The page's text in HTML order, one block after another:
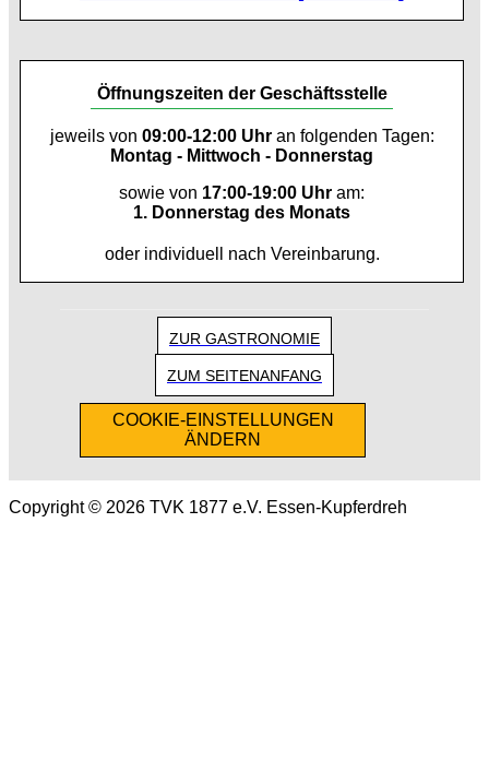
Öffnungszeiten der Geschäftsstelle
jeweils von 09:00-12:00 Uhran folgenden Tagen:
Montag - Mittwoch - Donnerstag
sowie von 17:00-19:00 Uhr am:
1. Donnerstag des Monats
oder individuell nach Vereinbarung.
ZUR GASTRONOMIE
ZUM SEITENANFANG
COOKIE-EINSTELLUNGEN
ÄNDERN
Copyright © 2026 TVK 1877 e.V. Essen-Kupferdreh